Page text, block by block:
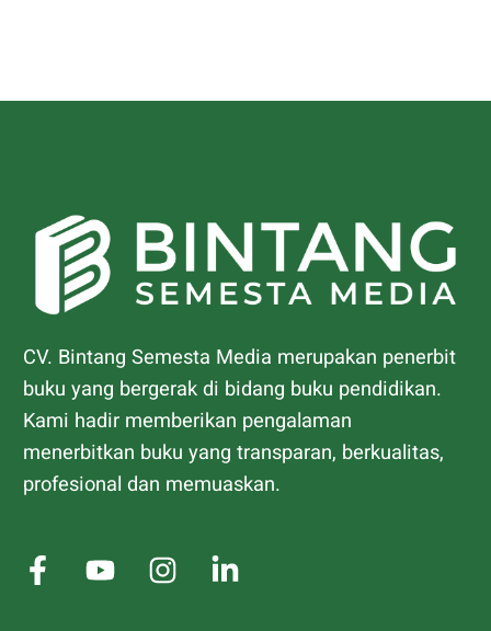
CV. Bintang Semesta Media merupakan penerbit
buku yang bergerak di bidang buku pendidikan.
Kami hadir memberikan pengalaman
menerbitkan buku yang transparan, berkualitas,
profesional dan memuaskan.